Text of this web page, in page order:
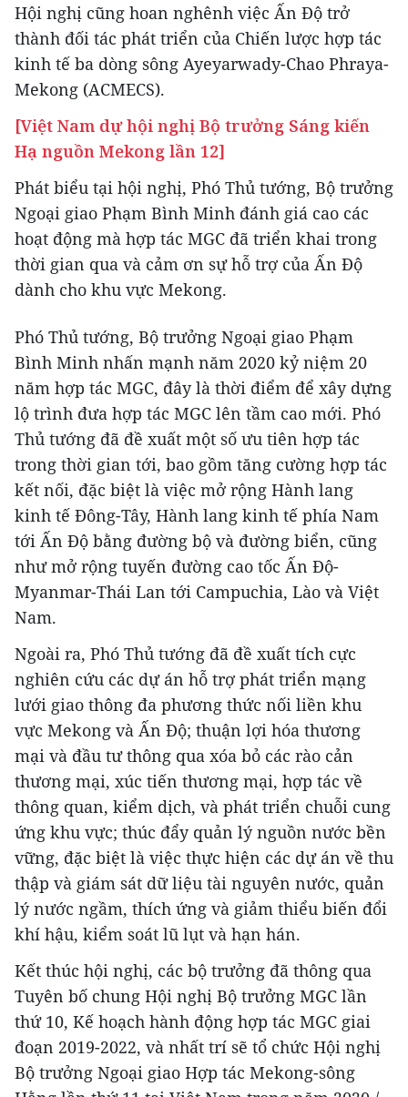
Hội nghị cũng hoan nghênh việc Ấn Độ trở
thành đối tác phát triển của Chiến lược hợp tác
kinh tế ba dòng sông Ayeyarwady-Chao Phraya-
Mekong (ACMECS).
[Việt Nam dự hội nghị Bộ trưởng Sáng kiến
Hạ nguồn Mekong lần 12]
Phát biểu tại hội nghị, Phó Thủ tướng, Bộ trưởng
Ngoại giao Phạm Bình Minh đánh giá cao các
hoạt động mà hợp tác MGC đã triển khai trong
thời gian qua và cảm ơn sự hỗ trợ của Ấn Độ
dành cho khu vực Mekong.
Phó Thủ tướng, Bộ trưởng Ngoại giao Phạm
Bình Minh nhấn mạnh năm 2020 kỷ niệm 20
năm hợp tác MGC, đây là thời điểm để xây dựng
lộ trình đưa hợp tác MGC lên tầm cao mới. Phó
Thủ tướng đã đề xuất một số ưu tiên hợp tác
trong thời gian tới, bao gồm tăng cường hợp tác
kết nối, đặc biệt là việc mở rộng Hành lang
kinh tế Đông-Tây, Hành lang kinh tế phía Nam
tới Ấn Độ bằng đường bộ và đường biển, cũng
như mở rộng tuyến đường cao tốc Ấn Độ-
Myanmar-Thái Lan tới Campuchia, Lào và Việt
Nam.
Ngoài ra, Phó Thủ tướng đã đề xuất tích cực
nghiên cứu các dự án hỗ trợ phát triển mạng
lưới giao thông đa phương thức nối liền khu
vực Mekong và Ấn Độ; thuận lợi hóa thương
mại và đầu tư thông qua xóa bỏ các rào cản
thương mại, xúc tiến thương mại, hợp tác về
thông quan, kiểm dịch, và phát triển chuỗi cung
ứng khu vực; thúc đẩy quản lý nguồn nước bền
vững, đặc biệt là việc thực hiện các dự án về thu
thập và giám sát dữ liệu tài nguyên nước, quản
lý nước ngầm, thích ứng và giảm thiểu biến đổi
khí hậu, kiểm soát lũ lụt và hạn hán.
Kết thúc hội nghị, các bộ trưởng đã thông qua
Tuyên bố chung Hội nghị Bộ trưởng MGC lần
thứ 10, Kế hoạch hành động hợp tác MGC giai
đoạn 2019-2022, và nhất trí sẽ tổ chức Hội nghị
Bộ trưởng Ngoại giao Hợp tác Mekong-sông